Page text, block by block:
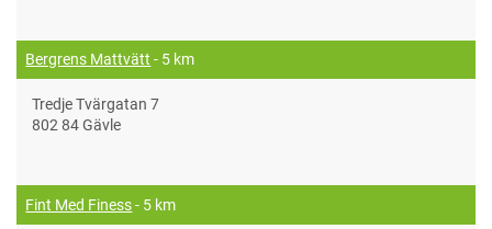
Bergrens Mattvätt - 5 km
Tredje Tvärgatan 7
802 84 Gävle
Fint Med Finess- 5 km